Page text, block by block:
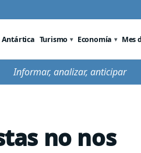
Antártica Turismo Economía Mes
Informar, analizar, anticipar
no nos